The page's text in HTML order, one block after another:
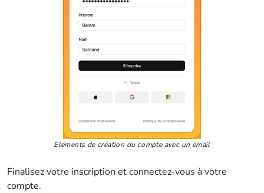
Eléments de création du compte avec un email
Finalisez votre inscription et connectez-vous à votre
compte.